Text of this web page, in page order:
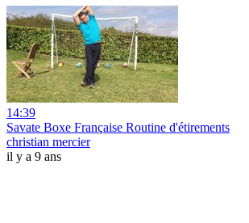
14:39
Savate Boxe Française Routine d'étirements
christian mercier
il y a 9 ans